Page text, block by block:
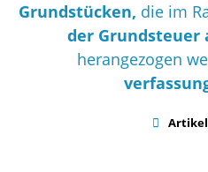
Grundstücken, die im
der Grundsteuer
herangezogen
